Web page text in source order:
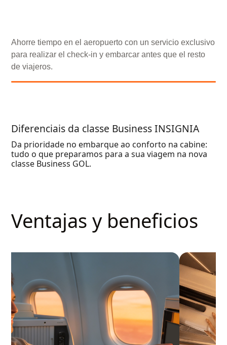
Ahorre tiempo en el aeropuerto con un servicio exclusivo
Diferenciais da classe Business INSIGNIA
Da prioridade no embarque ao conforto na cabine:
Ventajas y beneficios